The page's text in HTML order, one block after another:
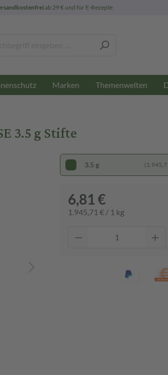
ab 29 € und für E-Rezepte
Marken Themenwelten
3.5 g Stifte
3.5 g
6,81 €
1.945,71 € / 1 kg